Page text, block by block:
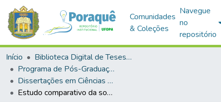
Comunidades
& Coleções
Navegue
no
repositório
Início
Biblioteca Digital de Teses e Dissertações (BDTD)
Programa de Pós-Graduação em Ciências da Saúde (PPGCSA)
Dissertações em Ciências da Saúde (Mestrado)
Estudo comparativo da sobrevida entre pacientes com meduloblastoma operados em um centro de referência oncológica e outros hospitais